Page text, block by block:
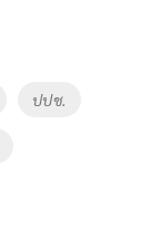
ปปช.